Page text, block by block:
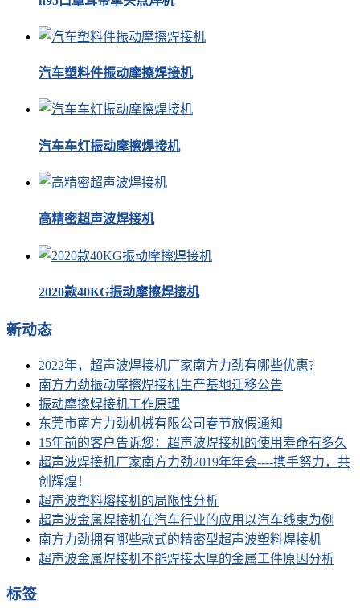
汽车塑料件振动摩擦焊接机
汽车车灯振动摩擦焊接机
高精密超声波焊接机
2020款40KG振动摩擦焊接机
新动态
2022年，超声波焊接机厂家南方力劲有哪些优惠?
南方力劲振动摩擦焊接机生产基地迁移公告
振动摩擦焊接机工作原理
东莞市南方力劲机械有限公司春节放假通知
15年前的客户告诉您：超声波焊接机的使用寿命有多久
超声波焊接机厂家南方力劲2019年年会----携手努力，共
创辉煌！
超声波塑料熔接机的局限性分析
超声波金属焊接机在汽车行业的应用以汽车线束为例
南方力劲拥有哪些款式的精密型超声波塑料焊接机
超声波金属焊接机不能焊接太厚的金属工件原因分析
标签